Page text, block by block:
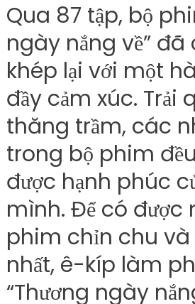
Qua 87 tập, bộ
ngày nắng về”
khép lại với một
đầy cảm xúc. Trải
thăng trầm, các
trong bộ phim
được hạnh phúc
mình. Để có được
phim chỉn chu và
nhất, ê-kíp làm
“Thương ngày